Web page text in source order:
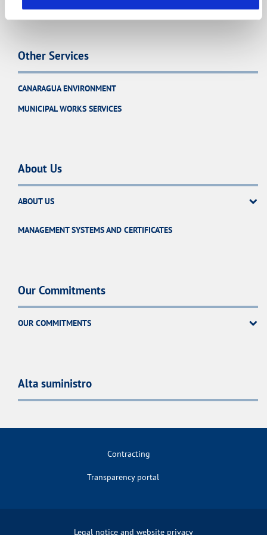
Other Services
CANARAGUA ENVIRONMENT
MUNICIPAL WORKS SERVICES
About Us
ABOUT US
MANAGEMENT SYSTEMS AND CERTIFICATES
Our Commitments
OUR COMMITMENTS
Alta suministro
Contracting
Transparency portal
Legal notice and website privacy